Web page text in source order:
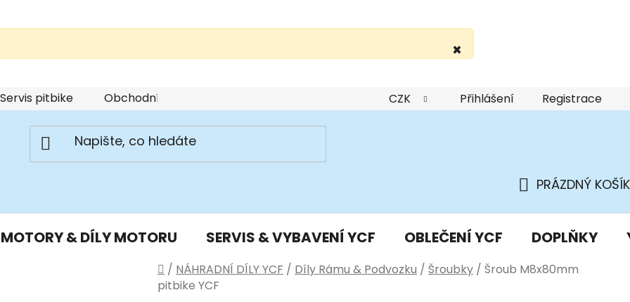
×
Servis pitbike Obchodní podmínky Podmínky ochrany osobních údajů
CZK Přihlášení Registrace
KOŠÍK
PRÁZDNÝ KOŠÍK
MOTORY & DÍLY MOTORU SERVIS & VYBAVENÍ YCF OBLEČENÍ YCF DOPLŇKY
Domů
/ NÁHRADNÍ DÍLY YCF / Díly Rámu & Podvozku / Šroubky / Šroub M8x80mm
pitbike YCF